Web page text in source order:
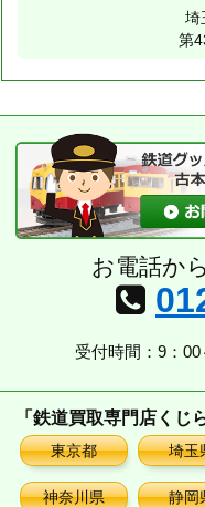
埼
第
お電話か
受付時間：9：00
「鉄道買取専門店くじ
東京都 埼玉
神奈川県 静岡